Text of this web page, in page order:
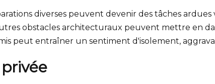
diverses peuvent devenir des tâches ardues
obstacles architecturaux peuvent mettre en
peut entraîner un sentiment d'isolement,